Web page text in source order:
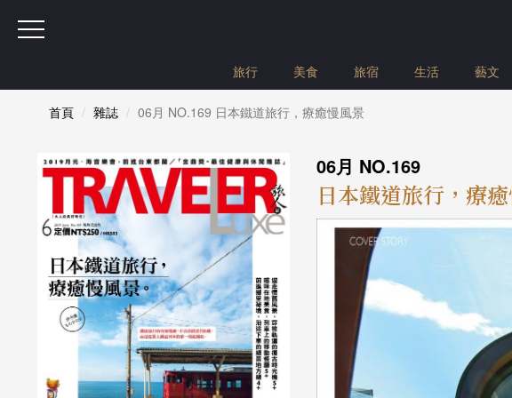
旅行 美食 旅宿 生活 藝文
首頁 雜誌 06月 NO.169 日本鐵道旅行，療癒慢風景
06月 NO.169
日本鐵道旅行，療